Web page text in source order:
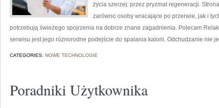
życia szerzej: przez pryzmat regeneracji.
zarówno osoby wracające po przerwie, jak i
potrzebują świeżego spojrzenia na dobrze znane zagadnienia. Polecam
serwisu jest jego różnorodne podejście do spalania kalorii. Odchudzanie nie
CATEGORIES: NOWE TECHNOLOGIE
Poradniki Użytkownika